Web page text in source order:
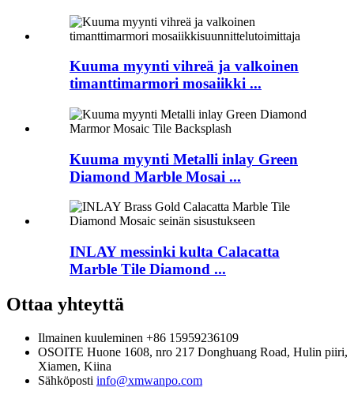
Kuuma myynti vihreä ja valkoinen
timanttimarmori mosaiikki ...
Kuuma myynti Metalli inlay Green
Diamond Marble Mosai ...
INLAY messinki kulta Calacatta
Marble Tile Diamond ...
Ottaa yhteyttä
Ilmainen kuuleminen +86 15959236109
OSOITE Huone 1608, nro 217 Donghuang Road, Hulin piiri,
Xiamen, Kiina
Sähköposti info@xmwanpo.com